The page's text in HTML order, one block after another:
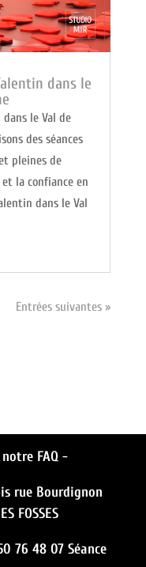
dans le
le Val de
des séances
pleines de
la confiance en
dans le Val
Entrées suivantes »
FAQ -
rue Bourdignon
FOSSES
76 48 07 Séance